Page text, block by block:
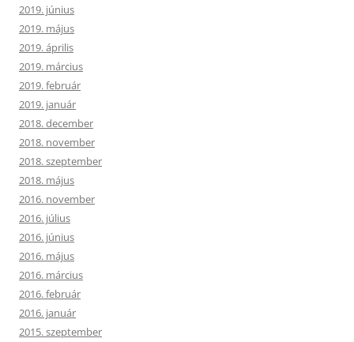
2019. június
2019. május
2019. április
2019. március
2019. február
2019. január
2018. december
2018. november
2018. szeptember
2018. május
2016. november
2016. július
2016. június
2016. május
2016. március
2016. február
2016. január
2015. szeptember